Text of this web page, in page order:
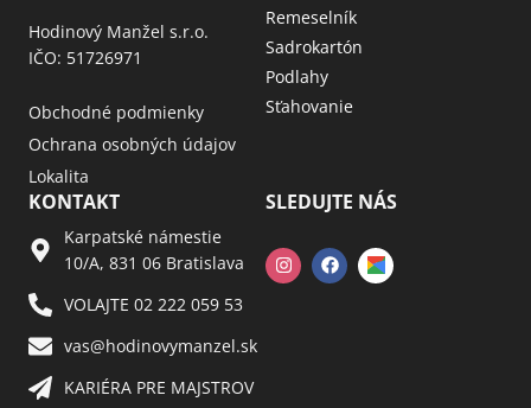
Hodinový Manžel s.r.o.
IČO: 51726971
Obchodné podmienky
Ochrana osobných údajov
Lokalita
Remeselník
Sadrokartón
Podlahy
Sťahovanie
KONTAKT
Karpatské námestie
10/A, 831 06 Bratislava
VOLAJTE 02 222 059 53​
vas@hodinovymanzel.sk​
KARIÉRA PRE MAJSTROV​
SLEDUJTE NÁS